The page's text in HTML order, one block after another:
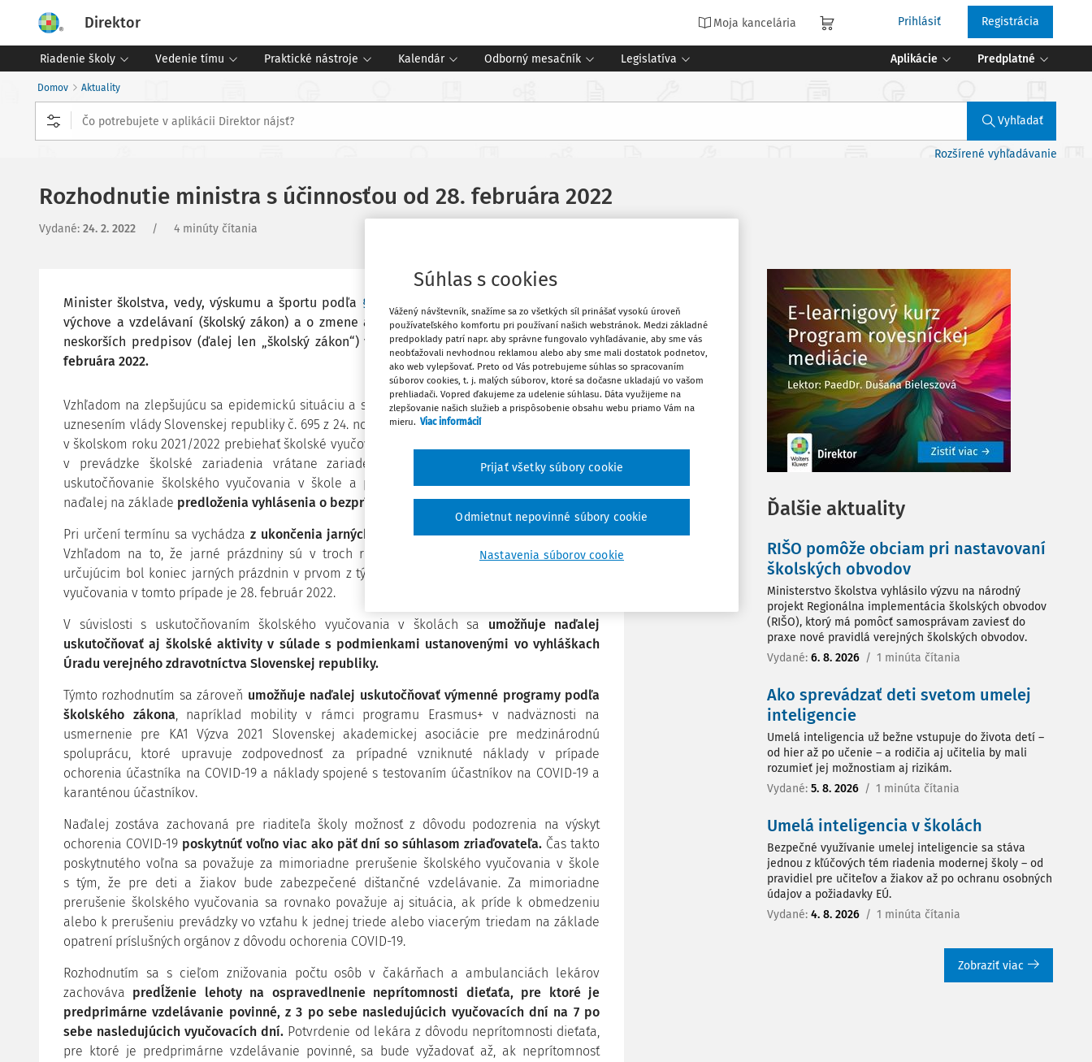
Direktor Moja kancelária Prihlásiť Registrácia
Riadenie školy Vedenie tímu Praktické nástroje Kalendár Odborný mesačník Legislatíva Aplikácie Predplatné
Domov Aktuality
Vyhľadať
Rozšírené vyhľadávanie
Rozhodnutie ministra s účinnosťou od 28. februára 2022
Vydané: 24. 2. 2022 / 4 minúty čítania
Minister školstva, vedy, výskumu a športu podľa § 150 ods. 8 zákona č. 245/2008 Z. z.
výchove a vzdelávaní (školský zákon) a o zmene a doplnení niektorých zákonov v znení
neskorších predpisov (ďalej len „školský zákon“) vydal rozhodnutie s účinnosťouod 28.
februára 2022.
Vzhľadom na zlepšujúcu sa epidemickú situáciu a skončenie núdzového stavu vyhláseného
uznesením vlády Slovenskej republiky č. 695 z 24. novembra 2021, bude od 28. februára 2022
v školskom roku 2021/2022 prebiehať školské vyučovanie vo všetkých školách a taktiež budú
v prevádzke školské zariadenia vrátane zariadení poradenstva a prevencie, pričom
uskutočňovanie školského vyučovania v škole a prevádzka školských zariadení bude aj
naďalej na základe predloženia vyhlásenia o bezpríznakovosti.
Pri určení termínu sa vychádza z ukončenia jarných prázdnin v školskom roku 2021/2022.
Vzhľadom na to, že jarné prázdniny sú v troch rôznych termínoch pre jednotlivé kraje,
určujúcim bol koniec jarných prázdnin v prvom z týchto troch termínov. Začiatok školského
vyučovania v tomto prípade je 28. február 2022.
V súvislosti s uskutočňovaním školského vyučovania v školách sa umožňuje naďalej
uskutočňovať aj školské aktivity v súlade s podmienkami ustanovenými vo vyhláškach
Úradu verejného zdravotníctva Slovenskej republiky.
Týmto rozhodnutím sa zároveň umožňuje naďalej uskutočňovať výmenné programy podľa
školského zákona, napríklad mobility v rámci programu Erasmus+ v nadväznosti na
usmernenie pre KA1 Výzva 2021 Slovenskej akademickej asociácie pre medzinárodnú
spoluprácu, ktoré upravuje zodpovednosť za prípadné vzniknuté náklady v prípade
ochorenia účastníka na COVID-19 a náklady spojené s testovaním účastníkov na COVID-19 a
karanténou účastníkov.
Naďalej zostáva zachovaná pre riaditeľa školy možnosť z dôvodu podozrenia na výskyt
ochorenia COVID-19poskytnúť voľno viac ako päť dní so súhlasom zriaďovateľa. Čas takto
poskytnutého voľna sa považuje za mimoriadne prerušenie školského vyučovania v škole
s tým, že pre deti a žiakov bude zabezpečené dištančné vzdelávanie. Za mimoriadne
prerušenie školského vyučovania sa rovnako považuje aj situácia, ak príde k obmedzeniu
alebo k prerušeniu prevádzky vo vzťahu k jednej triede alebo viacerým triedam na základe
opatrení príslušných orgánov z dôvodu ochorenia COVID-19.
Rozhodnutím sa s cieľom znižovania počtu osôb v čakárňach a ambulanciách lekárov
zachováva predĺženie lehoty na ospravedlnenie neprítomnosti dieťaťa, pre ktoré je
predprimárne vzdelávanie povinné, z 3 po sebe nasledujúcich vyučovacích dní na 7 po
sebe nasledujúcich vyučovacích dní. Potvrdenie od lekára z dôvodu neprítomnosti dieťaťa,
pre ktoré je predprimárne vzdelávanie povinné, sa bude vyžadovať až, ak neprítomnosť
Vytlačiť
Zdieľať
Poznámka
Ďalšie aktuality
RIŠO pomôže obciam pri nastavovaní
školských obvodov
Ministerstvo školstva vyhlásilo výzvu na národný
projekt Regionálna implementácia školských obvodov
(RIŠO), ktorý má pomôcť samosprávam zaviesť do
praxe nové pravidlá verejných školských obvodov.
Vydané: 6. 8. 2026 / 1 minúta čítania
Ako sprevádzať deti svetom umelej
inteligencie
Umelá inteligencia už bežne vstupuje do života detí –
od hier až po učenie – a rodičia aj učitelia by mali
rozumieť jej možnostiam aj rizikám.
Vydané: 5. 8. 2026 / 1 minúta čítania
Umelá inteligencia v školách
Bezpečné využívanie umelej inteligencie sa stáva
jednou z kľúčových tém riadenia modernej školy – od
pravidiel pre učiteľov a žiakov až po ochranu osobných
údajov a požiadavky EÚ.
Vydané: 4. 8. 2026 / 1 minúta čítania
Zobraziť viac
Súhlas s cookies
Vážený návštevník, snažíme sa zo všetkých síl prinášať vysokú úroveň
používateľského komfortu pri používaní našich webstránok. Medzi základné
predpoklady patrí napr. aby správne fungovalo vyhľadávanie, aby sme vás
neobťažovali nevhodnou reklamou alebo aby sme mali dostatok podnetov,
ako web vylepšovať. Preto od Vás potrebujeme súhlas so spracovaním
súborov cookies, t. j. malých súborov, ktoré sa dočasne ukladajú vo vašom
prehliadači. Vopred ďakujeme za udelenie súhlasu. Dáta využijeme na
zlepšovanie našich služieb a prispôsobenie obsahu webu priamo Vám na
mieru. Viac informácií
Nastavenia súborov cookie
Odmietnut nepovinné súbory cookie
Prijať všetky súbory cookie